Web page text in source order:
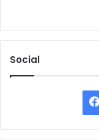
Social